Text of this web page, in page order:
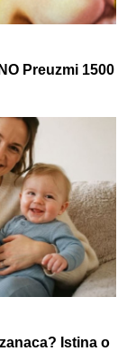
Preuzmi 1500
Istina o